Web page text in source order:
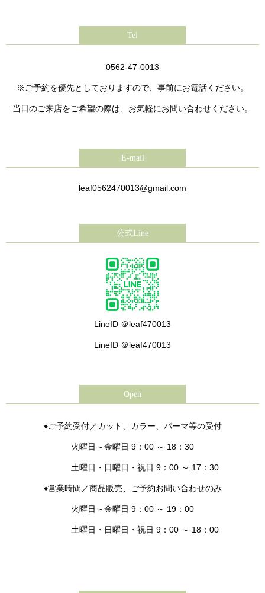
Tel
0562-47-0013
※ご予約を優先としておりますので、事前にお電話ください。
当日のご来店をご希望の際は、お気軽にお問い合わせください。
E-mail
leaf0562470013@gmail.com
公式Line
LineID ＠leaf470013
LineID ＠leaf470013
Open
♦ご予約受付／カット、カラー、パーマ等の受付
火曜日～金曜日 9：00 ～ 18：30
土曜日・日曜日・祝日 9：00 ～ 17：30
♦営業時間／商品販売、ご予約お問い合わせのみ
火曜日～金曜日 9：00 ～ 19：00
土曜日・日曜日・祝日 9：00 ～ 18：00